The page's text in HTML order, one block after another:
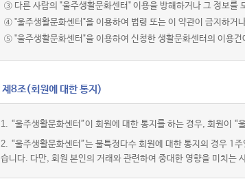
③ 다른 사람의 "울주생활문화센터" 이용을 방해하거나 그 정보를
④ "울주생활문화센터"을 이용하여 법령 또는 이 약관이 금지하거
⑤ "울주생활문화센터"을 이용하여 신청한 생활문화센터의 이용
제8조(회원에 대한 통지)
1. “울주생활문화센터”이 회원에 대한 통지를 하는 경우, 회원이
2. “울주생활문화센터”는 불특정다수 회원에 대한 통지의 경우 1
습니다. 다만, 회원 본인의 거래와 관련하여 중대한 영향을 미치는